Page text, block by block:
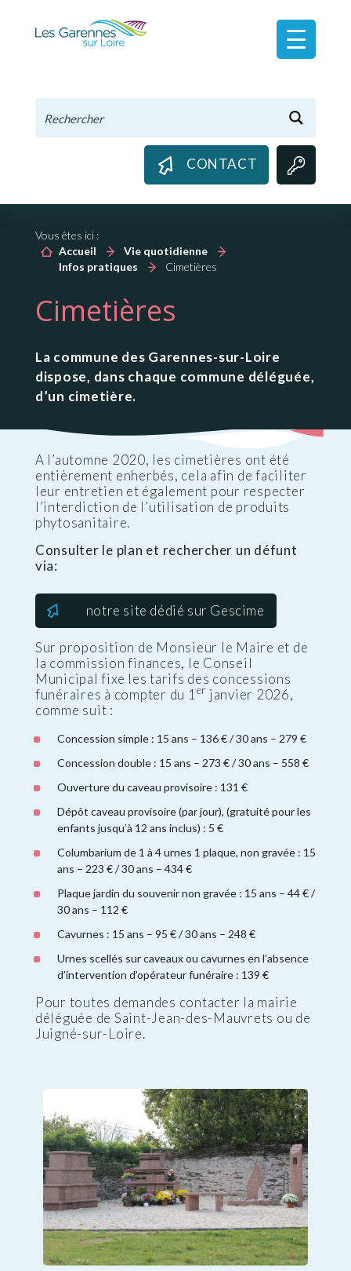
CONTACT
Vous êtes ici :
Accueil
Vie quotidienne
Infos pratiques
Cimetières
Cimetières
La commune des Garennes-sur-Loire
dispose, dans chaque commune déléguée,
d’un cimetière.
A l’automne 2020, les cimetières ont été
entièrement enherbés, cela afin de faciliter
leur entretien et également pour respecter
l’interdiction de l’utilisation de produits
phytosanitaire.
Consulter le plan et rechercher un défunt
via:
notre site dédié sur Gescime
Sur proposition de Monsieur le Maire et de
la commission finances, le Conseil
Municipal fixe les tarifs des concessions
funéraires à compter du 1 er janvier 2026,
comme suit :
Concession simple : 15 ans – 136 € / 30 ans – 279 €
Concession double : 15 ans – 273 € / 30 ans – 558 €
Ouverture du caveau provisoire : 131 €
Dépôt caveau provisoire (par jour), (gratuité pour les
enfants jusqu’à 12 ans inclus) : 5 €
Columbarium de 1 à 4 urnes 1 plaque, non gravée : 15
ans – 223 € / 30 ans – 434 €
Plaque jardin du souvenir non gravée : 15 ans – 44 € /
30 ans – 112 €
Cavurnes : 15 ans – 95 € / 30 ans – 248 €
Urnes scellés sur caveaux ou cavurnes en l’absence
d’intervention d’opérateur funéraire : 139 €
Pour toutes demandes contacter la mairie
déléguée de Saint-Jean-des-Mauvrets ou de
Juigné-sur-Loire.